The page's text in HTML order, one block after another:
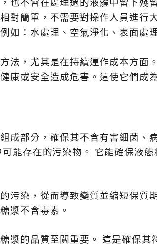
也不會在處理過的液體中留下殘留
對簡單，不需要對操作人員進行
如：水處理、空氣淨化、表面處
法，尤其是在持續運作成本方面。
康或安全造成危害。這使它們成
成部分，確保其不含有害細菌、
能存在的污染物。
它能確保液態
污染，從而導致變質並縮短保質
漿不含毒素。
漿的品質至關重要。 這是確保其